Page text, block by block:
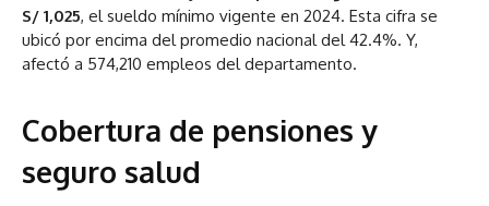
S/ 1,025, el sueldo mínimo vigente en 2024. Esta cifra se
ubicó por encima del promedio nacional del 42.4%. Y,
afectó a 574,210 empleos del departamento.
Cobertura de pensiones y
seguro salud